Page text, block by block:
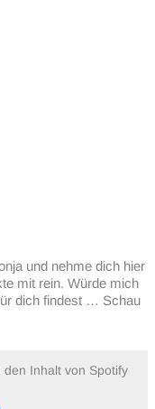
und nehme dich hier
mit rein. Würde mich
dich findest … Schau
Inhalt von Spotify